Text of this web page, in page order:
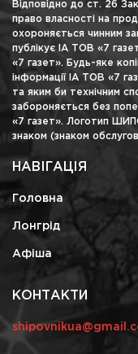
Відповідно до ст. 26
право власності на
охороняється чинним
публікує ІА ТОВ «7
«7 газет». Будь-яке
інформації ІА ТОВ «7
та яким би технічним
забороняється без
«7 газет». Логотип
знаком (знаком
НАВІГАЦІЯ
Головна
Лонгрід
Афіша
КОНТАКТИ